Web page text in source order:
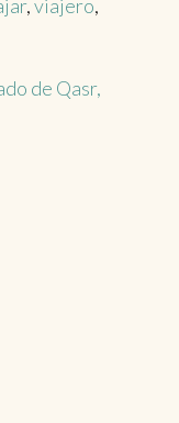
,viajero,
de Qasr,